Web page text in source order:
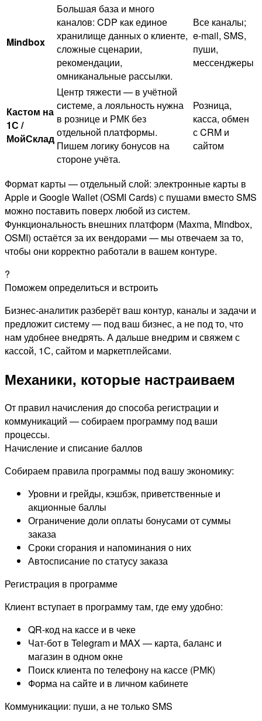
Mindbox
Большая база и много
каналов: CDP как единое
хранилище данных о клиенте,
сложные сценарии,
рекомендации,
омниканальные рассылки.
Все каналы;
e-mail, SMS,
пуши,
мессенджеры
Кастом на
1С /
МойСклад
Центр тяжести — в учётной
системе, а лояльность нужна
в рознице и РМК без
отдельной платформы.
Пишем логику бонусов на
стороне учёта.
Розница,
касса, обмен
с CRM и
сайтом
Формат карты — отдельный слой: электронные карты в
Apple и Google Wallet (OSMI Cards) с пушами вместо SMS
можно поставить поверх любой из систем.
Функциональность внешних платформ (Maxma, Mindbox,
OSMI) остаётся за их вендорами — мы отвечаем за то,
чтобы они корректно работали в вашем контуре.
?
Поможем определиться и встроить
Бизнес-аналитик разберёт ваш контур, каналы и задачи и
предложит систему — под ваш бизнес, а не под то, что
нам удобнее внедрять. А дальше внедрим и свяжем с
кассой, 1С, сайтом и маркетплейсами.
Механики, которые настраиваем
От правил начисления до способа регистрации и
коммуникаций — собираем программу под ваши
процессы.
Начисление и списание баллов
Собираем правила программы под вашу экономику:
Уровни и грейды, кэшбэк, приветственные и
акционные баллы
Ограничение доли оплаты бонусами от суммы
заказа
Сроки сгорания и напоминания о них
Автосписание по статусу заказа
Регистрация в программе
Клиент вступает в программу там, где ему удобно:
QR-код на кассе и в чеке
Чат-бот в Telegram и MAX — карта, баланс и
магазин в одном окне
Поиск клиента по телефону на кассе (РМК)
Форма на сайте и в личном кабинете
Коммуникации: пуши, а не только SMS